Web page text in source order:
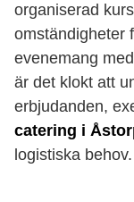
organiserad
omständigheter
evenemang
är det klokt att
erbjudanden,
catering i
logistiska behov.